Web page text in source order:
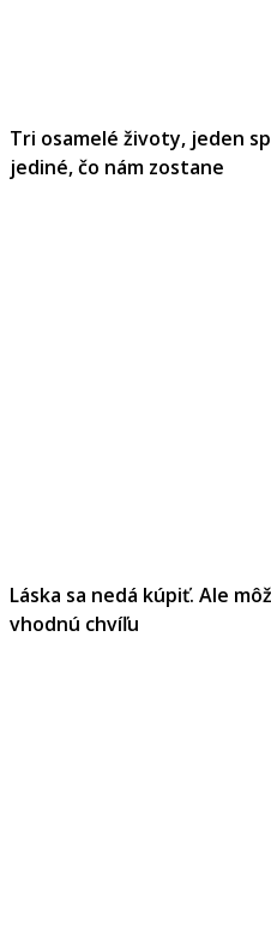
Tri osamelé životy, jeden
jediné, čo nám zostane
Láska sa nedá kúpiť. Ale
vhodnú chvíľu